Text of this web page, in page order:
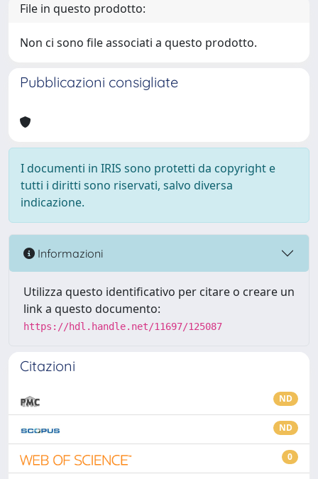
File in questo prodotto:
Non ci sono file associati a questo prodotto.
Pubblicazioni consigliate
I documenti in IRIS sono protetti da copyright e
tutti i diritti sono riservati, salvo diversa
indicazione.
Informazioni
Utilizza questo identificativo per citare o creare un
link a questo documento:
https://hdl.handle.net/11697/125087
Citazioni
ND
ND
0